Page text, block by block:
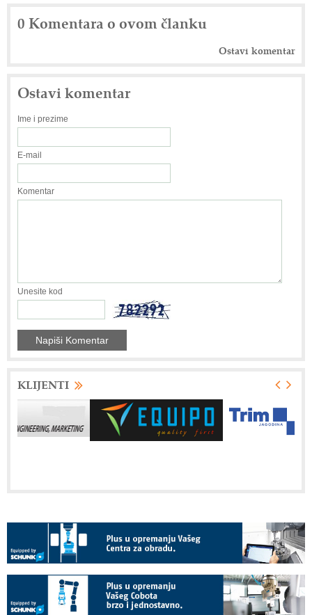
0 Komentara o ovom članku
Ostavi komentar
Ostavi komentar
Ime i prezime
E-mail
Komentar
Unesite kod
KLIJENTI